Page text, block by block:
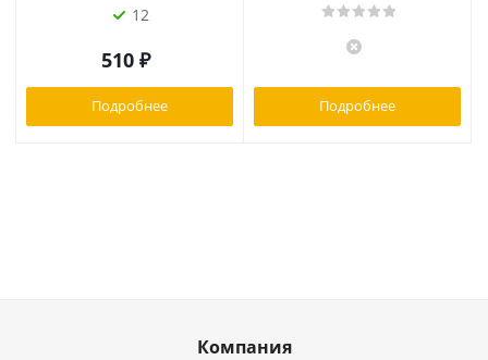
12
510 ₽
Подробнее Подробнее
Компания